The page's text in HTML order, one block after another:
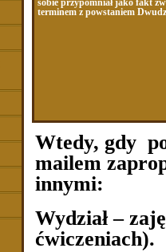
terminem z powstaniem
Wtedy, gdy
mailem
innymi:
Wydział –
ćwiczeniach).